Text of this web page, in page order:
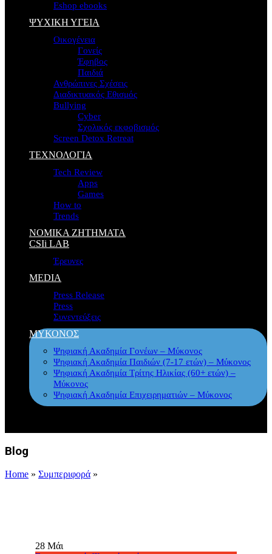
Eshop ebooks
ΨΥΧΙΚΗ ΥΓΕΙΑ
Οικογένεια
Γονείς
Έφηβος
Παιδιά
Ανθρώπινες Σχέσεις
Διαδικτυακός Εθισμός
Bullying
Cyber
Σχολικός εκφοβισμός
Screen Detox Retreat
ΤΕΧΝΟΛΟΓΙΑ
Tech Review
Apps
Games
How to
Trends
ΝΟΜΙΚΑ ΖΗΤΗΜΑΤΑ
CSIi LAB
Έρευνες
MEDIA
Press Release
Press
Συνεντεύξεις
ΜΥΚΟΝΟΣ
Ψηφιακή Ακαδημία Γονέων – Μύκονος
Ψηφιακή Ακαδημία Παιδιών (7-17 ετών) – Μύκονος
Ψηφιακή Ακαδημία Τρίτης Ηλικίας (60+ ετών) –
Μύκονος
Ψηφιακή Ακαδημία Επιχειρηματιών – Μύκονος
Blog
Home » Συμπεριφορά »
28 Μάι